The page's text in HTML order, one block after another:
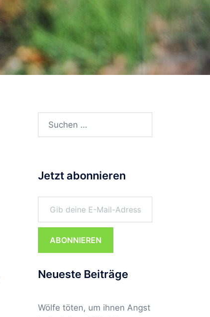
Suchen
Jetzt abonnieren
Gib deine E-Mail-Adresse ein ...
ABONNIEREN
Neueste Beiträge
Wölfe töten, um ihnen Angst